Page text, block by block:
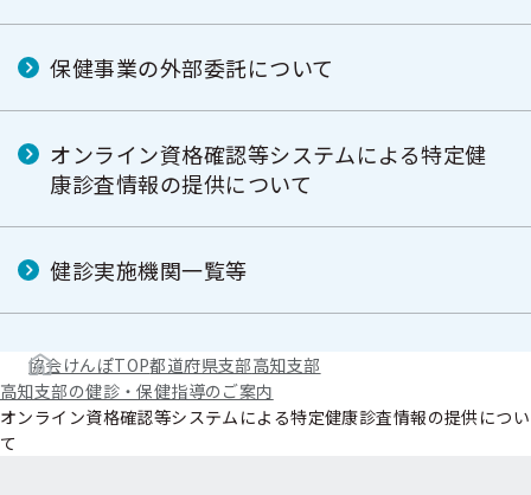
保健事業の外部委託について
オンライン資格確認等システムによる特定健
康診査情報の提供について
健診実施機関一覧等
協会けんぽTOP都道府県支部高知支部
高知支部の健診・保健指導のご案内
オンライン資格確認等システムによる特定健康診査情報の提供につい
て